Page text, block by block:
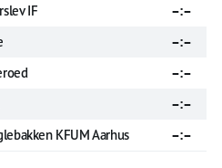
IF –:–
–:–
–:–
–:–
KFUM Aarhus –:–